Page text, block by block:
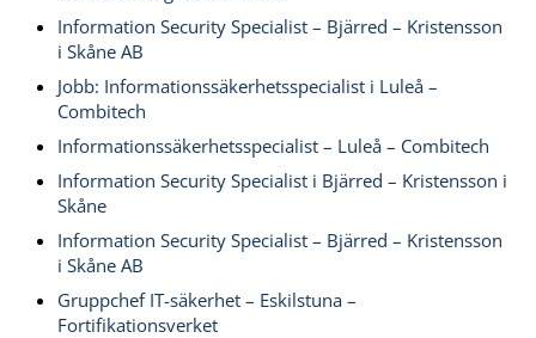
Information Security Specialist – Bjärred – Kristensson
i Skåne AB
Jobb: Informationssäkerhetsspecialist i Luleå –
Combitech
Informationssäkerhetsspecialist – Luleå – Combitech
Information Security Specialist i Bjärred – Kristensson i
Skåne
Information Security Specialist – Bjärred – Kristensson
i Skåne AB
Gruppchef IT-säkerhet – Eskilstuna –
Fortifikationsverket